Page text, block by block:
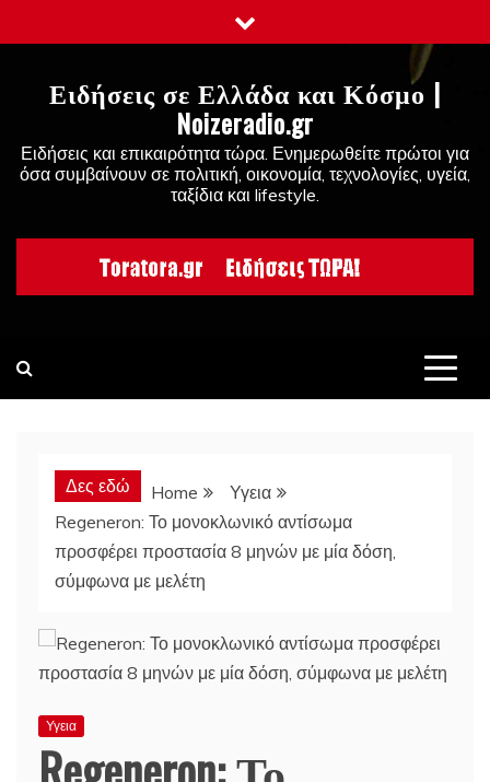
to
Ειδήσεις σε Ελλάδα και Κόσμο |
Noizeradio.gr
Ειδήσεις και επικαιρότητα τώρα. Ενημερωθείτε πρώτοι για
όσα συμβαίνουν σε πολιτική, οικονομία, τεχνολογίες, υγεία,
ταξίδια και lifestyle.
Δες εδώ Home
Υγεια
Regeneron: Το μονοκλωνικό αντίσωμα
προσφέρει προστασία 8 μηνών με μία δόση,
σύμφωνα με μελέτη
Υγεια